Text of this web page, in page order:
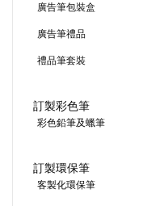
廣告筆包裝盒
廣告筆禮品
禮品筆套裝
訂製彩色筆
彩色鉛筆及蠟筆
訂製環保筆
客製化環保筆